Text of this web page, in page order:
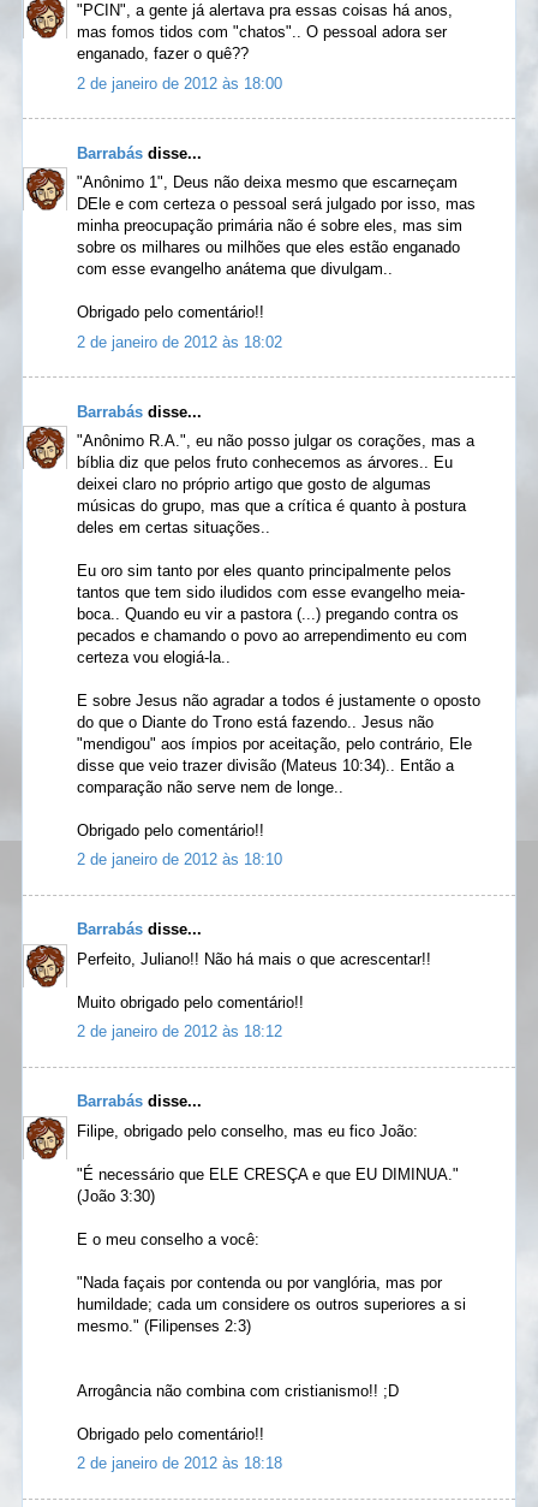
"PCIN", a gente já alertava pra essas coisas há anos,
mas fomos tidos com "chatos".. O pessoal adora ser
enganado, fazer o quê??
2 de janeiro de 2012 às 18:00
Barrabás disse...
"Anônimo 1", Deus não deixa mesmo que escarneçam
DEle e com certeza o pessoal será julgado por isso, mas
minha preocupação primária não é sobre eles, mas sim
sobre os milhares ou milhões que eles estão enganado
com esse evangelho anátema que divulgam..
Obrigado pelo comentário!!
2 de janeiro de 2012 às 18:02
Barrabás disse...
"Anônimo R.A.", eu não posso julgar os corações, mas a
bíblia diz que pelos fruto conhecemos as árvores.. Eu
deixei claro no próprio artigo que gosto de algumas
músicas do grupo, mas que a crítica é quanto à postura
deles em certas situações..
Eu oro sim tanto por eles quanto principalmente pelos
tantos que tem sido iludidos com esse evangelho meia-
boca.. Quando eu vir a pastora (...) pregando contra os
pecados e chamando o povo ao arrependimento eu com
certeza vou elogiá-la..
E sobre Jesus não agradar a todos é justamente o oposto
do que o Diante do Trono está fazendo.. Jesus não
"mendigou" aos ímpios por aceitação, pelo contrário, Ele
disse que veio trazer divisão (Mateus 10:34).. Então a
comparação não serve nem de longe..
Obrigado pelo comentário!!
2 de janeiro de 2012 às 18:10
Barrabás disse...
Perfeito, Juliano!! Não há mais o que acrescentar!!
Muito obrigado pelo comentário!!
2 de janeiro de 2012 às 18:12
Barrabás disse...
Filipe, obrigado pelo conselho, mas eu fico João:
"É necessário que ELE CRESÇA e que EU DIMINUA."
(João 3:30)
E o meu conselho a você:
"Nada façais por contenda ou por vanglória, mas por
humildade; cada um considere os outros superiores a si
mesmo." (Filipenses 2:3)
Arrogância não combina com cristianismo!! ;D
Obrigado pelo comentário!!
2 de janeiro de 2012 às 18:18